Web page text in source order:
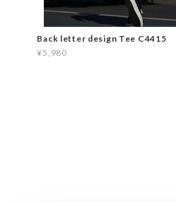
Back letter design Tee C4415
¥5,980